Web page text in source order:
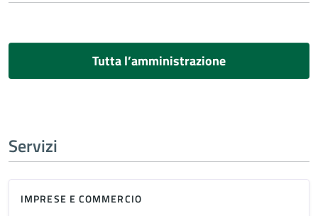
Tutta l’amministrazione
Servizi
IMPRESE E COMMERCIO